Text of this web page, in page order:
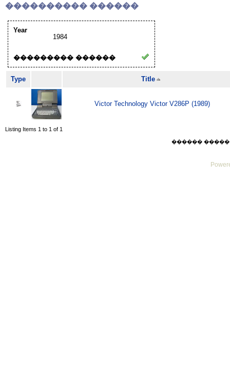
���������� ������
Year
1984
��������� ������
Type Title
Victor Technology Victor V286P (1989)
Listing Items 1 to 1 of 1
������ ������